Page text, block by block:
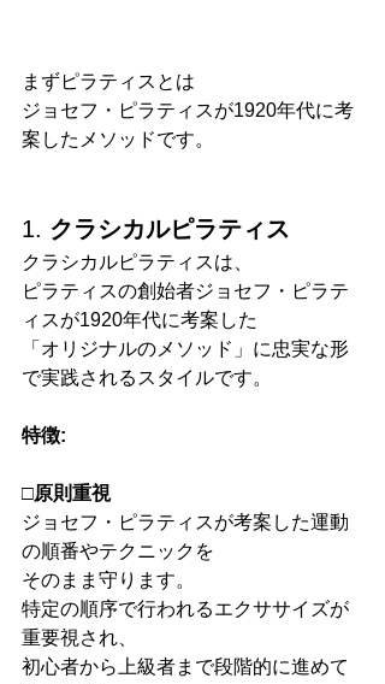
まずピラティスとは
ジョセフ・ピラティスが1920年代に考
案したメソッドです。
1. クラシカルピラティス
クラシカルピラティスは、
ピラティスの創始者ジョセフ・ピラテ
ィスが1920年代に考案した
「オリジナルのメソッド」に忠実な形
で実践されるスタイルです。
特徴:
□原則重視
ジョセフ・ピラティスが考案した運動
の順番やテクニックを
そのまま守ります。
特定の順序で行われるエクササイズが
重要視され、
初心者から上級者まで段階的に進めて